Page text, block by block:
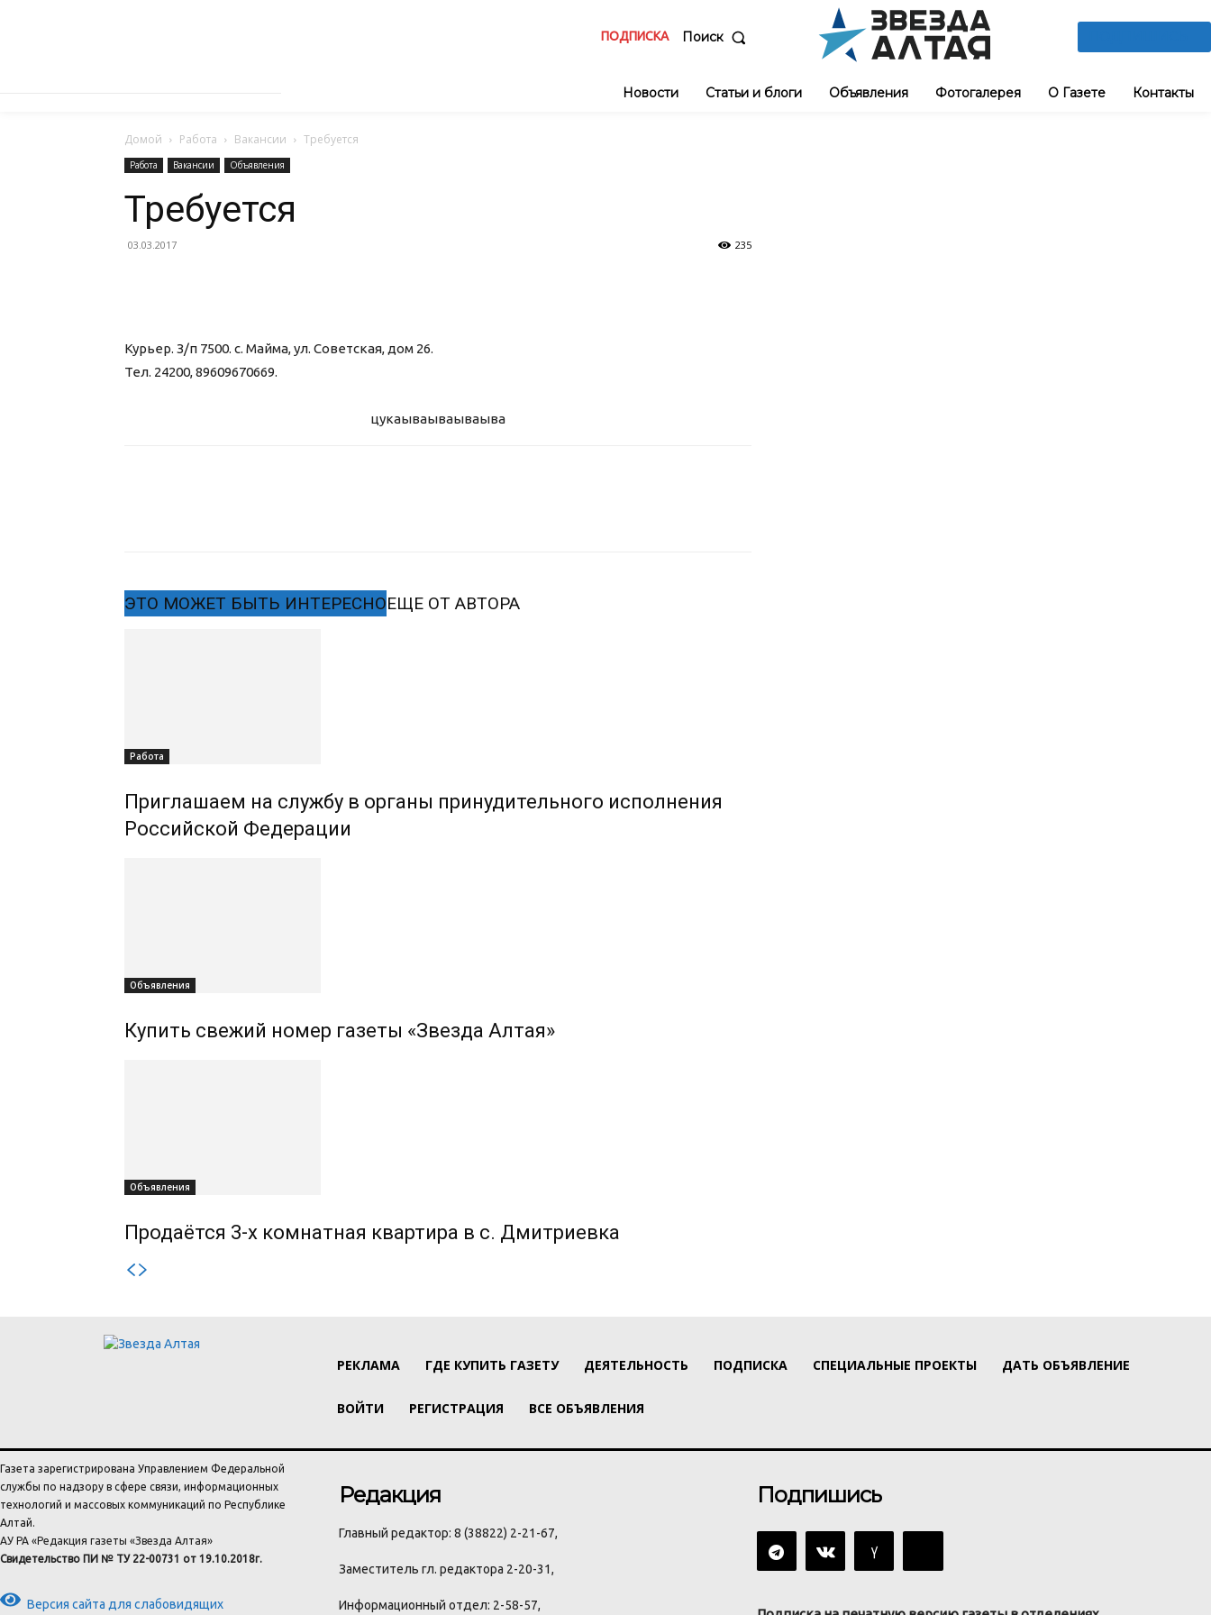
ПОДПИСКА Поиск
Новости Статьи и блоги Объявления Фотогалерея О Газете Контакты
Домой Работа Вакансии Требуется
Работа Вакансии Объявления
Требуется
03.03.2017 235
Курьер. З/п 7500. с. Майма, ул. Советская, дом 26.
Тел. 24200, 89609670669.
цукаываываываыва
ЭТО МОЖЕТ БЫТЬ ИНТЕРЕСНОЕЩЕ ОТ АВТОРА
Работа
Приглашаем на службу в органы принудительного исполнения
Российской Федерации
Объявления
Купить свежий номер газеты «Звезда Алтая»
Объявления
Продаётся 3-х комнатная квартира в с. Дмитриевка
РЕКЛАМА ГДЕ КУПИТЬ ГАЗЕТУ ДЕЯТЕЛЬНОСТЬ ПОДПИСКА СПЕЦИАЛЬНЫЕ ПРОЕКТЫ ДАТЬ ОБЪЯВЛЕНИЕ
ВОЙТИ РЕГИСТРАЦИЯ ВСЕ ОБЪЯВЛЕНИЯ
Газета зарегистрирована Управлением Федеральной
службы по надзору в сфере связи, информационных
технологий и массовых коммуникаций по Республике
Алтай.
АУ РА «Редакция газеты «Звезда Алтая»
Свидетельство ПИ № ТУ 22-00731 от 19.10.2018г.
Версия сайта для слабовидящих
Редакция
Главный редактор: 8 (38822) 2-21-67,
Заместитель гл. редактора 2-20-31,
Информационный отдел: 2-58-57,
Подпишись